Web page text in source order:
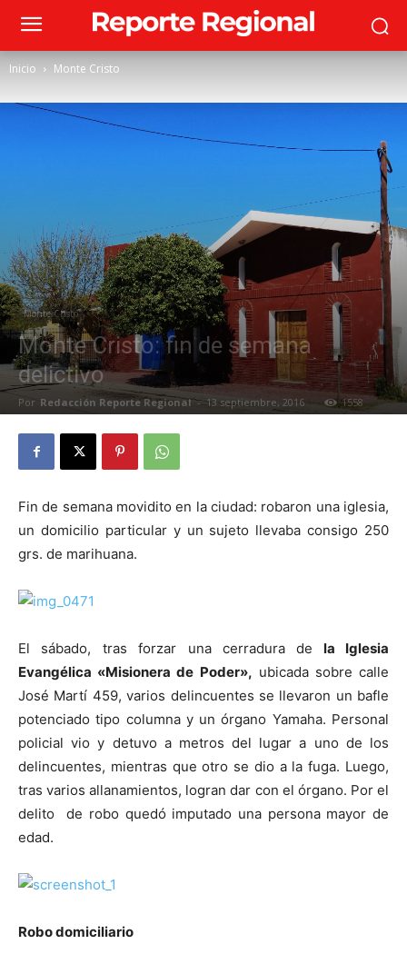
Inicio Monte Cristo
Monte Cristo
Monte Cristo: fin de semana
delictivo
Por Redacción Reporte Regional - 13 septiembre, 2016
1558
0
Fin de semana movidito en la ciudad: robaron una iglesia,
un domicilio particular y un sujeto llevaba consigo 250
grs. de marihuana.
El sábado, tras forzar una cerradura de la Iglesia
Evangélica «Misionera de Poder», ubicada sobre calle
José Martí 459, varios delincuentes se llevaron un bafle
potenciado tipo columna y un órgano Yamaha. Personal
policial vio y detuvo a metros del lugar a uno de los
delincuentes, mientras que otro se dio a la fuga. Luego,
tras varios allanamientos, logran dar con el órgano. Por el
delito de robo quedó imputado una persona mayor de
edad.
Robo domiciliario